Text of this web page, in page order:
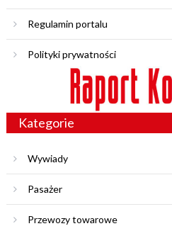
Regulamin portalu
Polityki prywatności
Kategorie
Wywiady
Pasażer
Przewozy towarowe